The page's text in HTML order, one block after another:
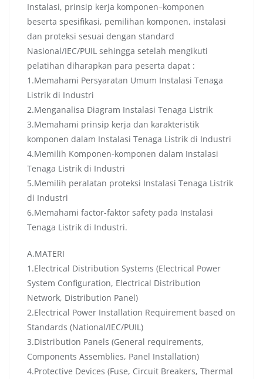
Instalasi, prinsip kerja komponen–komponen
beserta spesifikasi, pemilihan komponen, instalasi
dan proteksi sesuai dengan standard
Nasional/IEC/PUIL sehingga setelah mengikuti
pelatihan diharapkan para peserta dapat :
1.Memahami Persyaratan Umum Instalasi Tenaga
Listrik di Industri
2.Menganalisa Diagram Instalasi Tenaga Listrik
3.Memahami prinsip kerja dan karakteristik
komponen dalam Instalasi Tenaga Listrik di Industri
4.Memilih Komponen-komponen dalam Instalasi
Tenaga Listrik di Industri
5.Memilih peralatan proteksi Instalasi Tenaga Listrik
di Industri
6.Memahami factor-faktor safety pada Instalasi
Tenaga Listrik di Industri.
A.MATERI
1.Electrical Distribution Systems (Electrical Power
System Configuration, Electrical Distribution
Network, Distribution Panel)
2.Electrical Power Installation Requirement based on
Standards (National/IEC/PUIL)
3.Distribution Panels (General requirements,
Components Assemblies, Panel Installation)
4.Protective Devices (Fuse, Circuit Breakers, Thermal